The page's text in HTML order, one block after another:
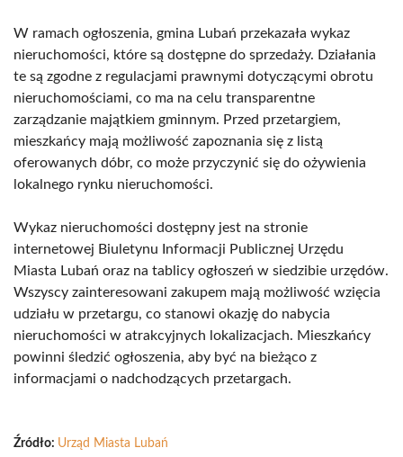
W ramach ogłoszenia, gmina Lubań przekazała wykaz
nieruchomości, które są dostępne do sprzedaży. Działania
te są zgodne z regulacjami prawnymi dotyczącymi obrotu
nieruchomościami, co ma na celu transparentne
zarządzanie majątkiem gminnym. Przed przetargiem,
mieszkańcy mają możliwość zapoznania się z listą
oferowanych dóbr, co może przyczynić się do ożywienia
lokalnego rynku nieruchomości.
Wykaz nieruchomości dostępny jest na stronie
internetowej Biuletynu Informacji Publicznej Urzędu
Miasta Lubań oraz na tablicy ogłoszeń w siedzibie urzędów.
Wszyscy zainteresowani zakupem mają możliwość wzięcia
udziału w przetargu, co stanowi okazję do nabycia
nieruchomości w atrakcyjnych lokalizacjach. Mieszkańcy
powinni śledzić ogłoszenia, aby być na bieżąco z
informacjami o nadchodzących przetargach.
Źródło: Urząd Miasta Lubań